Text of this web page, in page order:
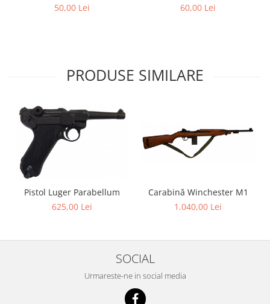
50,00 Lei
60,00 Lei
PRODUSE SIMILARE
Pistol Luger Parabellum
625,00 Lei
Carabină Winchester M1
1.040,00 Lei
SOCIAL
Urmareste-ne in social media